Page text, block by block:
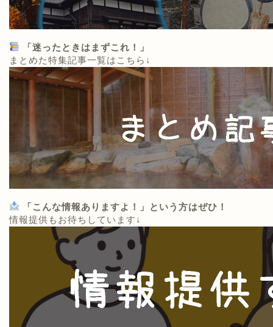
「迷ったときはまずこれ！」
まとめた特集記事一覧はこちら↓
「こんな情報ありますよ！」という方はぜひ！
情報提供もお待ちしています↓